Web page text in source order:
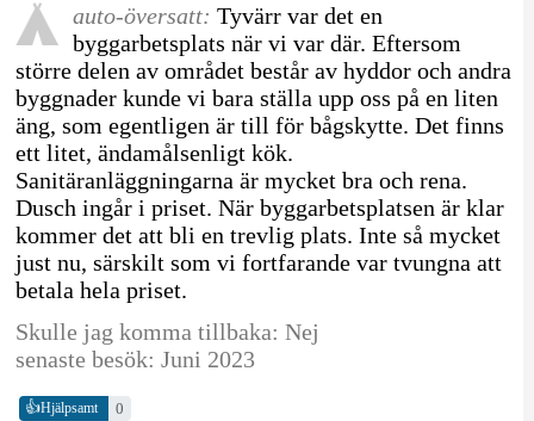
auto-översatt: Tyvärr var det en
byggarbetsplats när vi var där. Eftersom
större delen av området består av hyddor och andra
byggnader kunde vi bara ställa upp oss på en liten
äng, som egentligen är till för bågskytte. Det finns
ett litet, ändamålsenligt kök.
Sanitäranläggningarna är mycket bra och rena.
Dusch ingår i priset. När byggarbetsplatsen är klar
kommer det att bli en trevlig plats. Inte så mycket
just nu, särskilt som vi fortfarande var tvungna att
betala hela priset.
Skulle jag komma tillbaka: Nej
senaste besök: Juni 2023
👍Hjälpsamt 0